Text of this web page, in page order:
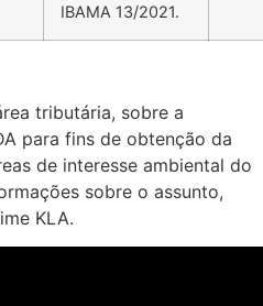
IBAMA 13/2021.
tributária, sobre a
para fins de obtenção da
de interesse ambiental do
sobre o assunto,
KLA.